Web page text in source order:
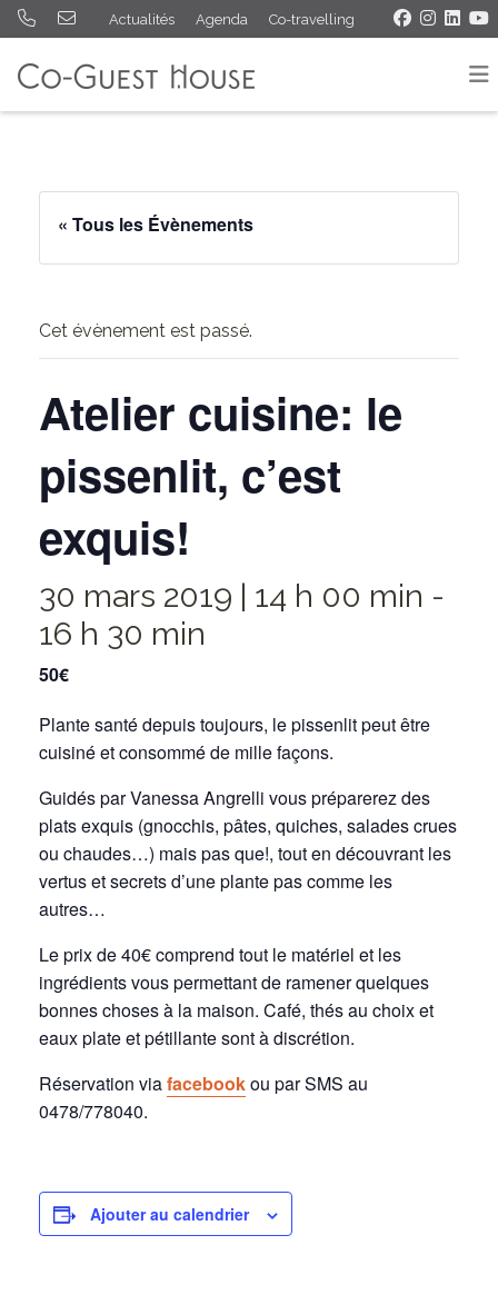
Actualités Agenda Co-travelling
« Tous les Évènements
Cet évènement est passé.
Atelier cuisine: le
pissenlit, c’est
exquis!
30 mars 2019 | 14 h 00 min -
16 h 30 min
50€
Plante santé depuis toujours, le pissenlit peut être
cuisiné et consommé de mille façons.
Guidés par Vanessa Angrelli vous préparerez des
plats exquis (gnocchis, pâtes, quiches, salades crues
ou chaudes…) mais pas que!, tout en découvrant les
vertus et secrets d’une plante pas comme les
autres…
Le prix de 40€ comprend tout le matériel et les
ingrédients vous permettant de ramener quelques
bonnes choses à la maison. Café, thés au choix et
eaux plate et pétillante sont à discrétion.
Réservation viafacebookou par SMS au
0478/778040.
Ajouter au calendrier